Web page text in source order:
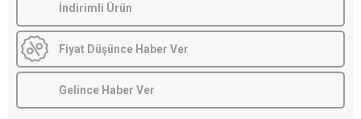
İndirimli Ürün
Fiyat Düşünce Haber Ver
Gelince Haber Ver